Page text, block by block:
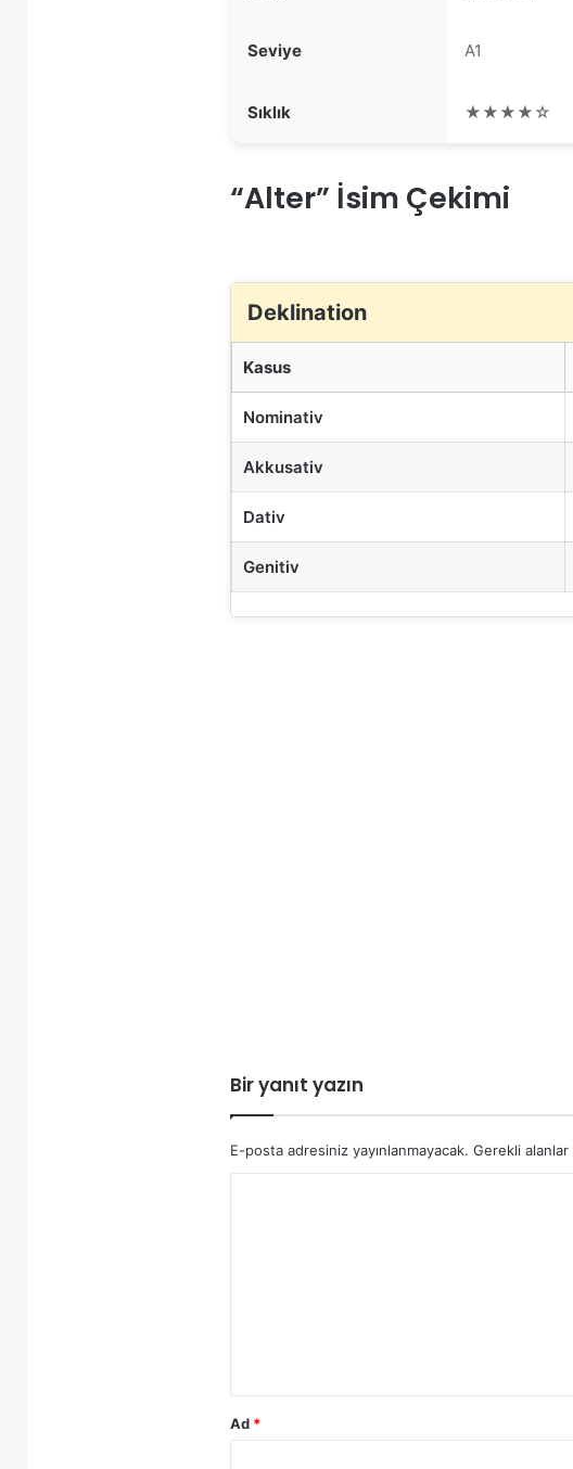
Seviye A1
Sıklık ★★★★☆
“Alter” İsim Çekimi
Deklination
Kasus
Nominativ
Akkusativ
Dativ
Genitiv
Bir yanıt yazın
E-posta adresiniz yayınlanmayacak. Gerekli alanlar
Ad *